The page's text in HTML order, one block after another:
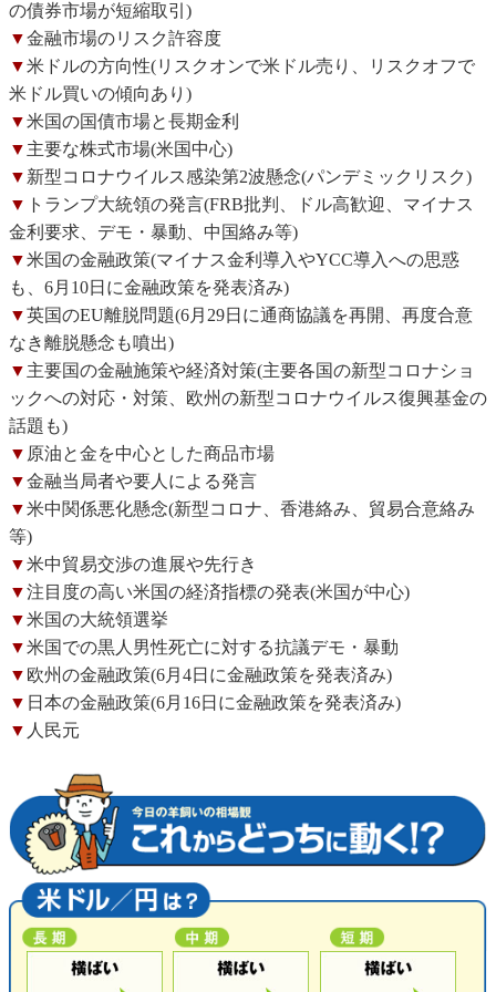
の債券市場が短縮取引)
▼金融市場のリスク許容度
▼米ドルの方向性(リスクオンで米ドル売り、リスクオフで
米ドル買いの傾向あり)
▼米国の国債市場と長期金利
▼ 主要な株式市場(米国中心)
▼ 新型コロナウイルス感染第2波懸念(パンデミックリスク)
▼ トランプ大統領の発言(FRB批判、ドル高歓迎、マイナス
金利要求、デモ・暴動、中国絡み等)
▼米国の金融政策(マイナス金利導入やYCC導入への思惑
も、6月10日に金融政策を発表済み)
▼英国のEU離脱問題(6月29日に通商協議を再開、再度合意
なき離脱懸念も噴出)
▼ 主要国の金融施策や経済対策(主要各国の新型コロナショ
ックへの対応・対策、欧州の新型コロナウイルス復興基金の
話題も)
▼ 原油と金を中心とした商品市場
▼金融当局者や要人による発言
▼米中関係悪化懸念(新型コロナ、香港絡み、貿易合意絡み
等)
▼米中貿易交渉の進展や先行き
▼注目度の高い米国の経済指標の発表(米国が中心)
▼米国の大統領選挙
▼米国での黒人男性死亡に対する抗議デモ・暴動
▼ 欧州の金融政策(6月4日に金融政策を発表済み)
▼ 日本の金融政策(6月16日に金融政策を発表済み)
▼ 人民元